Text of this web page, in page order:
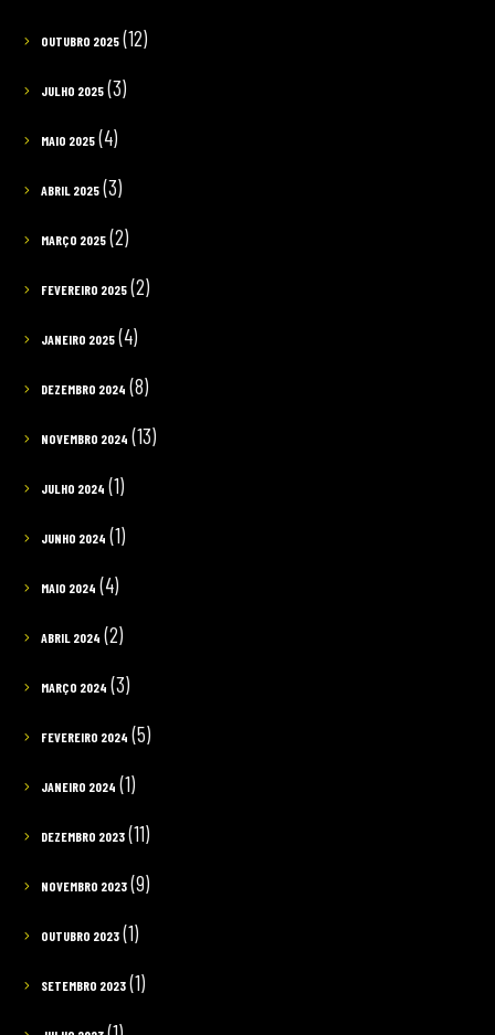
OUTUBRO 2025(12)
JULHO 2025(3)
MAIO 2025(4)
ABRIL 2025(3)
MARÇO 2025(2)
FEVEREIRO 2025(2)
JANEIRO 2025(4)
DEZEMBRO 2024 (8)
NOVEMBRO 2024 (13)
JULHO 2024 (1)
JUNHO 2024 (1)
MAIO 2024 (4)
ABRIL 2024 (2)
MARÇO 2024 (3)
FEVEREIRO 2024 (5)
JANEIRO 2024 (1)
DEZEMBRO 2023(11)
NOVEMBRO 2023(9)
OUTUBRO 2023(1)
SETEMBRO 2023(1)